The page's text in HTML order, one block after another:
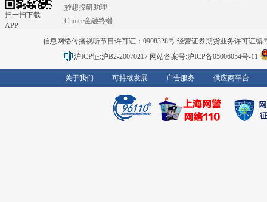
扫一扫下载
APP
妙想投研助理
Choice金融终端
信息网络传播视听节目许可证：0908328号 经营证券期货业务许可证编
沪ICP证:沪B2-20070217 网站备案号:沪ICP备05006054号-11
关于我们 可持续发展 广告服务 供应商平台